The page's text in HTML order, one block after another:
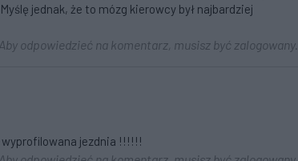
jednak, że to mózg kierowcy był najbardziej
Aby odpowiedzieć na komentarz, musisz być zalogowany.
jezdnia !!!!!!